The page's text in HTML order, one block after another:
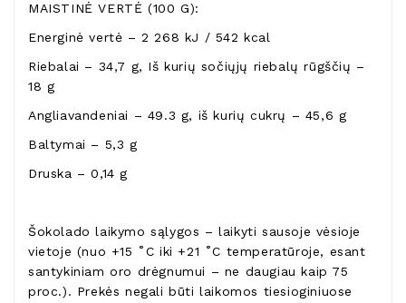
MAISTINĖ VERTĖ (100 G):
Energinė vertė – 2 268 kJ / 542 kcal
Riebalai – 34,7 g, Iš kurių sočiųjų riebalų rūgščių –
18 g
Angliavandeniai – 49.3 g, iš kurių cukrų – 45,6 g
Baltymai – 5,3 g
Druska – 0,14 g
Šokolado laikymo sąlygos – laikyti sausoje vėsioje
vietoje (nuo +15 ˚C iki +21 ˚C temperatūroje, esant
santykiniam oro drėgnumui – ne daugiau kaip 75
proc.). Prekės negali būti laikomos tiesioginiuose